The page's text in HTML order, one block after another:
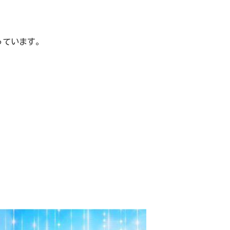
います。